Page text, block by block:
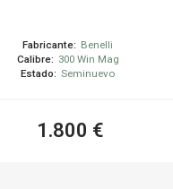
Fabricante: Benelli
Calibre: 300 Win Mag
Estado: Seminuevo
1.800 €